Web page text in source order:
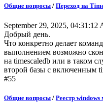
Общие вопросы / Переход на
September 29, 2025, 04:31:12
Добрый день.
Что конкретно делает
выполнением возможно
на timescaledb или в таком
второй базы с включенным
#55
Общие вопросы / Реестр